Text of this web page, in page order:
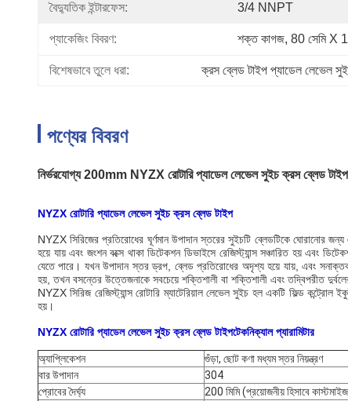
বৈদ্যুতিক ইন্টারফেস: 3/4 NNPT
প্যাকেজিং বিবরণ: শক্ত কাগজ, 80 সেমি X
বিশেষভাবে তুলে ধরা: ক্রস ব্লেড টাইপ প্যাডেল লেভেল
পণ্যের বিবরণ
নির্ভরযোগ্য 200mm NYZX রোটারি প্যাডেল লেভেল সুইচ ক্রস ব্লেড
NYZX রোটারি প্যাডেল লেভেল সুইচ ক্রস ব্লেড টাইপ
NYZX সিরিজের প্রতিরোধের ঘূর্ণমান উপাদান স্তরের সুইচটি ব্লেডটিকে ঘোরানোর
হয়ে যায় এবং জংশন বক্সে থাকা ডিটেকশন ডিভাইসে রেজিস্ট্যান্স সঞ্চারিত হয় এবং
যেতে পারে। যখন উপাদান স্তর ড্রপ, ব্লেড প্রতিরোধের অদৃশ্য হয়ে যায়, এবং
হয়, তখন বসন্তের উত্তেজনাকে সবচেয়ে শক্তিশালী বা শক্তিশালী এবং তদ্বিপরীত
NYZX সিরিজ রেজিস্ট্যান্স রোটারি ম্যাটেরিয়াল লেভেল সুইচ হল একটি ফিল্ড কন্ট্রোল
হয়।
NYZX রোটারি প্যাডেল লেভেল সুইচ ক্রস ব্লেড টাইপটেকনিক্যাল প্যারামিটার
অ্যাপ্লিকেশন
গুঁড়া, ছোট কণা মধ্যম স্তর নিয়ন্ত্রণ
বার উপাদান
304
প্রোবের দৈর্ঘ্য
200 মিমি (প্রয়োজনীয় হিসাবে